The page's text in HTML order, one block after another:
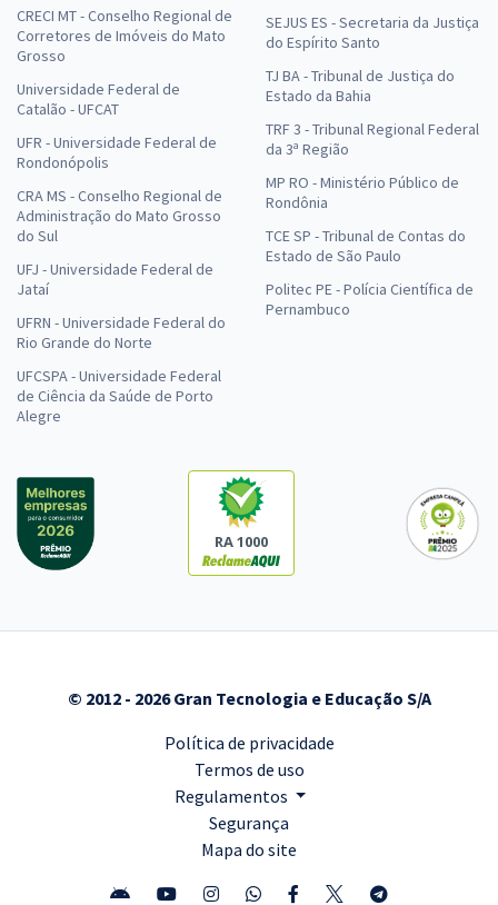
CRECI MT - Conselho Regional de
Corretores de Imóveis do Mato
Grosso
Universidade Federal de
Catalão - UFCAT
UFR - Universidade Federal de
Rondonópolis
CRA MS - Conselho Regional de
Administração do Mato Grosso
do Sul
UFJ - Universidade Federal de
Jataí
UFRN - Universidade Federal do
Rio Grande do Norte
UFCSPA - Universidade Federal
de Ciência da Saúde de Porto
Alegre
SEJUS ES - Secretaria da Justiça
do Espírito Santo
TJ BA - Tribunal de Justiça do
Estado da Bahia
TRF 3 - Tribunal Regional Federal
da 3ª Região
MP RO - Ministério Público de
Rondônia
TCE SP - Tribunal de Contas do
Estado de São Paulo
Politec PE - Polícia Científica de
Pernambuco
RA 1000
© 2012 - 2026 Gran Tecnologia e Educação S/A
Política de privacidade
Termos de uso
Regulamentos
Segurança
Mapa do site